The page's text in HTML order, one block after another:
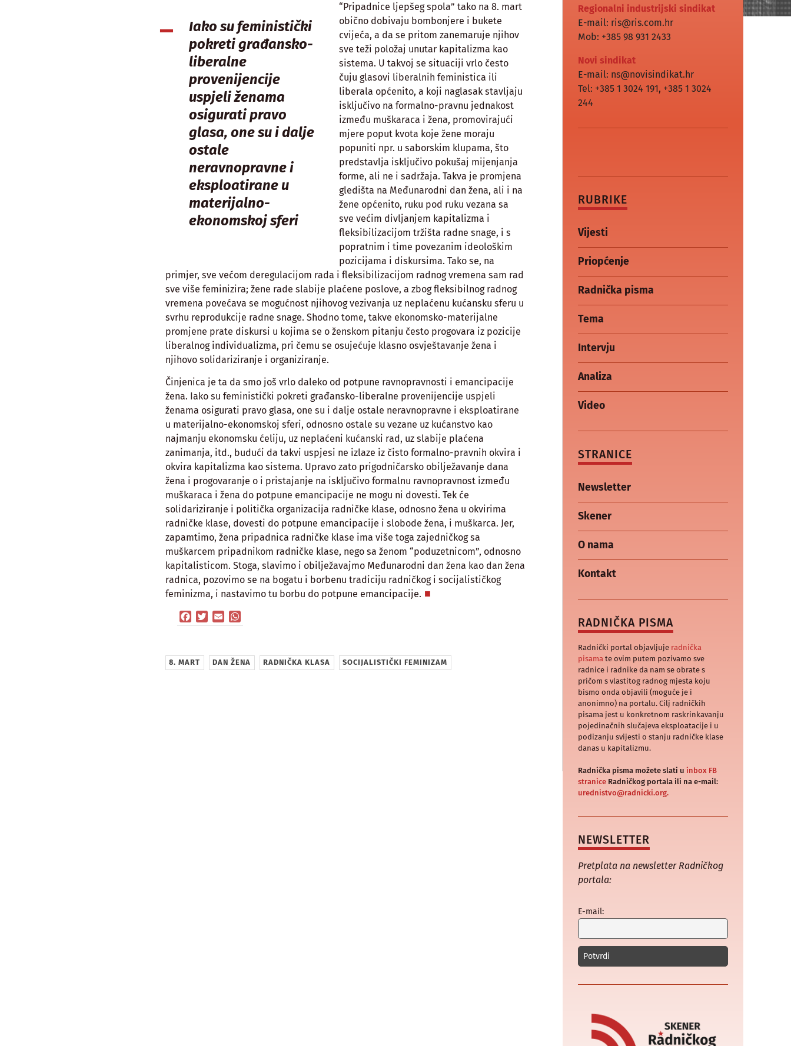
Iako su feministički
pokreti građansko-
liberalne
provenijencije
uspjeli ženama
osigurati pravo
glasa, one su i dalje
ostale
neravnopravne i
eksploatirane u
materijalno-
ekonomskoj sferi
“Pripadnice ljepšeg spola” tako na 8. mart
obično dobivaju bombonjere i bukete
cvijeća, a da se pritom zanemaruje njihov
sve teži položaj unutar kapitalizma kao
sistema. U takvoj se situaciji vrlo često
čuju glasovi liberalnih feministica ili
liberala općenito, a koji naglasak stavljaju
isključivo na formalno-pravnu jednakost
između muškaraca i žena, promovirajući
mjere poput kvota koje žene moraju
popuniti npr. u saborskim klupama, što
predstavlja isključivo pokušaj mijenjanja
forme, ali ne i sadržaja. Takva je promjena
gledišta na Međunarodni dan žena, ali i na
žene općenito, ruku pod ruku vezana sa
sve većim divljanjem kapitalizma i
fleksibilizacijom tržišta radne snage, i s
popratnim i time povezanim ideološkim
pozicijama i diskursima. Tako se, na
primjer, sve većom deregulacijom rada i fleksibilizacijom radnog vremena sam rad
sve više feminizira; žene rade slabije plaćene poslove, a zbog fleksibilnog radnog
vremena povećava se mogućnost njihovog vezivanja uz neplaćenu kućansku sferu u
svrhu reprodukcije radne snage. Shodno tome, takve ekonomsko-materijalne
promjene prate diskursi u kojima se o ženskom pitanju često progovara iz pozicije
liberalnog individualizma, pri čemu se osujećuje klasno osvještavanje žena i
njihovo solidariziranje i organiziranje.
Činjenica je ta da smo još vrlo daleko od potpune ravnopravnosti i emancipacije
žena. Iako su feministički pokreti građansko-liberalne provenijencije uspjeli
ženama osigurati pravo glasa, one su i dalje ostale neravnopravne i eksploatirane
u materijalno-ekonomskoj sferi, odnosno ostale su vezane uz kućanstvo kao
najmanju ekonomsku ćeliju, uz neplaćeni kućanski rad, uz slabije plaćena
zanimanja, itd., budući da takvi uspjesi ne izlaze iz čisto formalno-pravnih okvira i
okvira kapitalizma kao sistema. Upravo zato prigodničarsko obilježavanje dana
žena i progovaranje o i pristajanje na isključivo formalnu ravnopravnost između
muškaraca i žena do potpune emancipacije ne mogu ni dovesti. Tek će
solidariziranje i politička organizacija radničke klase, odnosno žena u okvirima
radničke klase, dovesti do potpune emancipacije i slobode žena, i muškarca. Jer,
zapamtimo, žena pripadnica radničke klase ima više toga zajedničkog sa
muškarcem pripadnikom radničke klase, nego sa ženom “poduzetnicom”, odnosno
kapitalisticom. Stoga, slavimo i obilježavajmo Međunarodni dan žena kao dan žena
radnica, pozovimo se na bogatu i borbenu tradiciju radničkog i socijalističkog
feminizma, i nastavimo tu borbu do potpune emancipacije.
Facebook
TwitterEmail
8. MART DAN ŽENA RADNIČKA KLASA SOCIJALISTIČKI FEMINIZAM
Regionalni industrijski sindikat
E-mail: ris@ris.com.hr
Mob: +385 98 931 2433
Novi sindikat
E-mail: ns@novisindikat.hr
Tel: +385 1 3024 191, +385 1 3024
244
RUBRIKE
Vijesti
Priopćenje
Radnička pisma
Tema
Intervju
Analiza
Video
STRANICE
Newsletter
Skener
O nama
Kontakt
RADNIČKA PISMA
Radnički portal objavljuje radnička
pisama te ovim putem pozivamo sve
radnice i radnike da nam se obrate s
pričom s vlastitog radnog mjesta koju
bismo onda objavili (moguće je i
anonimno) na portalu. Cilj radničkih
pisama jest u konkretnom raskrinkavanju
pojedinačnih slučajeva eksploatacije i u
podizanju svijesti o stanju radničke klase
danas u kapitalizmu.
Radnička pisma možete slati u inbox FB
straniceRadničkog portala ili na e-mail:
urednistvo@radnicki.org.
NEWSLETTER
Pretplata na newsletter Radničkog
portala:
E-mail: